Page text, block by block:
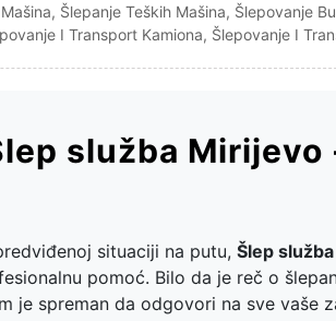
, Šlepanje Teških Mašina, Šlepovanje
I Transport Kamiona, Šlepovanje I
služba Mirijevo
situaciji na putu, Šlep
pomoć. Bilo da je reč o
je spreman da odgovori na sve vaše